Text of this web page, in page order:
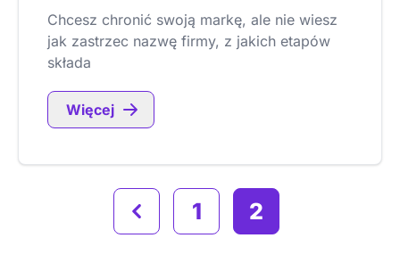
Chcesz chronić swoją markę, ale nie wiesz
jak zastrzec nazwę firmy, z jakich etapów
składa
Więcej
Poprzednia strona
1 2